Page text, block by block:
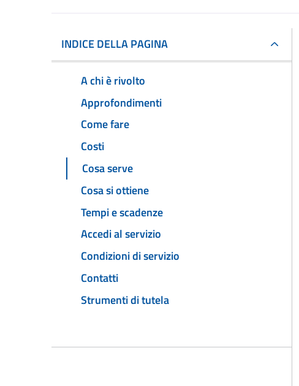
INDICE DELLA PAGINA
A chi è rivolto
Approfondimenti
Come fare
Costi
Cosa serve
Cosa si ottiene
Tempi e scadenze
Accedi al servizio
Condizioni di servizio
Contatti
Strumenti di tutela